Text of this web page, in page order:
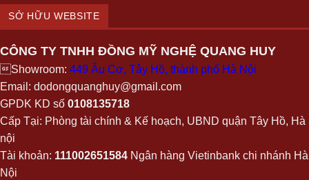
SỞ HỮU WEBSITE
CÔNG TY TNHH ĐỒNG MỸ NGHỆ QUANG HUY
Showroom: 449 Âu Cơ, Tây Hồ, thành phố Hà Nội
Email: dodongquanghuy@gmail.com
GPDK KD số 0108135718
Cấp Tại: Phòng tài chính & Kế hoạch, UBND quận Tây Hồ, Hà
nội
Tài khoản: 111002651584 Ngân hàng Vietinbank chi nhánh Hà
Nội